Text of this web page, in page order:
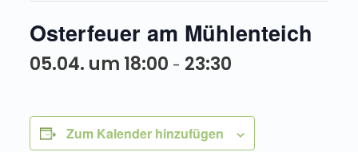
Osterfeuer am Mühlenteich
05.04. um 18:00 - 23:30
Zum Kalender hinzufügen